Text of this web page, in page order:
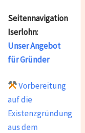
Seitennavigation
Iserlohn:
Unser Angebot
für Gründer
Vorbereitung
auf die
Existenzgründung
aus dem